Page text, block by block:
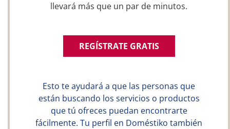
llevará más que un par de minutos.
REGÍSTRATE GRATIS
Esto te ayudará a que las personas que
están buscando los servicios o productos
que tú ofreces puedan encontrarte
fácilmente. Tu perfil en Doméstiko también